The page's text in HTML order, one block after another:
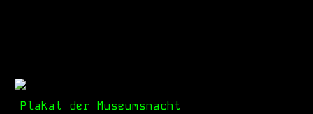
Plakat der Museumsnacht